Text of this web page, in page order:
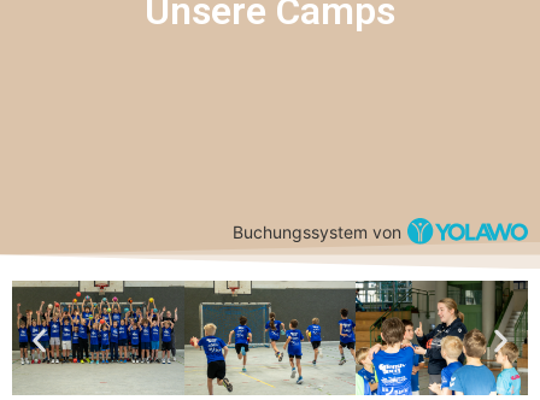
Unsere Camps
Buchungssystem von